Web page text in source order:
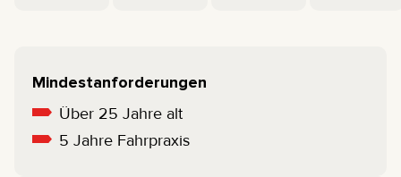
Mindestanforderungen
Über 25 Jahre alt
5 Jahre Fahrpraxis